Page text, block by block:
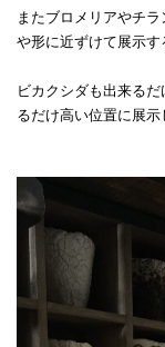
またブロメリアやチ
や形に近ずけて展示す
ビカクシダも出来る
るだけ高い位置に展示